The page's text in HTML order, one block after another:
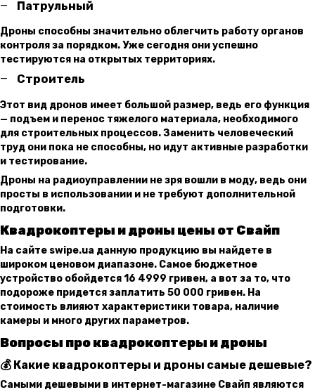
Патрульный
Дроны способны значительно облегчить работу органов
контроля за порядком. Уже сегодня они успешно
тестируются на открытых территориях.
Строитель
Этот вид дронов имеет большой размер, ведь его функция
— подъем и перенос тяжелого материала, необходимого
для строительных процессов. Заменить человеческий
труд они пока не способны, но идут активные разработки
и тестирование.
Дроны на радиоуправлении не зря вошли в моду, ведь они
просты в использовании и не требуют дополнительной
подготовки.
Квадрокоптеры и дроны цены от Свайп
На сайте swipe.ua данную продукцию вы найдете в
широком ценовом диапазоне. Самое бюджетное
устройство обойдется 16 4999 гривен, а вот за то, что
подороже придется заплатить 50 000 гривен. На
стоимость влияют характеристики товара, наличие
камеры и много других параметров.
Вопросы про квадрокоптеры и дроны
💰 Какие квадрокоптеры и дроны самые дешевые?
Самыми дешевыми в интернет-магазине Свайп являются